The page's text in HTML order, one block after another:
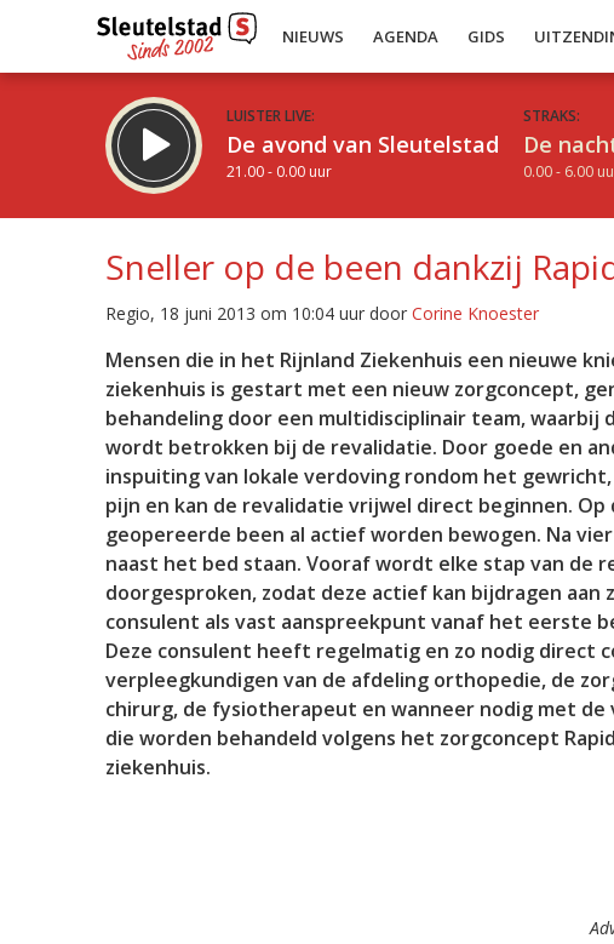
NIEUWS AGENDA GIDS
LUISTER LIVE:
De avond van Sleutelstad
21.00 - 0.00 uur
STRAKS:
De
0.00 - 6.00
Sneller op de been dankzij
Regio, 18 juni 2013 om 10:04 uur door Corine Knoester
Mensen die in het Rijnland Ziekenhuis een nieuwe
ziekenhuis is gestart met een nieuw zorgconcept,
behandeling door een multidisciplinair team,
wordt betrokken bij de revalidatie. Door goede en
inspuiting van lokale verdoving rondom het
pijn en kan de revalidatie vrijwel direct beginnen.
geopereerde been al actief worden bewogen. Na
naast het bed staan. Vooraf wordt elke stap van de
doorgesproken, zodat deze actief kan bijdragen
consulent als vast aanspreekpunt vanaf het eerste
Deze consulent heeft regelmatig en zo nodig direct
verpleegkundigen van de afdeling orthopedie, de
chirurg, de fysiotherapeut en wanneer nodig met
die worden behandeld volgens het zorgconcept
ziekenhuis.